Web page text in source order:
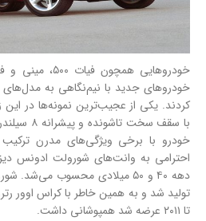
خودروهایی
خودروهای جدید با نیم‌نگاهی به مدل‌های
احترامی به وانت‌های شورولت ادونس
تا ۲۰۱۱ عرضه شد همپوشانی داشت.